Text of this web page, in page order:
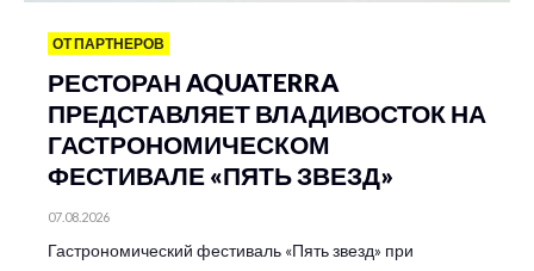
ОТ ПАРТНЕРОВ
РЕСТОРАН AQUATERRA
ПРЕДСТАВЛЯЕТ ВЛАДИВОСТОК НА
ГАСТРОНОМИЧЕСКОМ
ФЕСТИВАЛЕ «ПЯТЬ ЗВЕЗД»
07.08.2026
Гастрономический фестиваль «Пять звезд» при